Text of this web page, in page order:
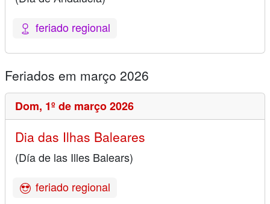
feriado regional
Feriados em março 2026
Dom, 1º de março 2026
Dia das Ilhas Baleares
(Día de las Illes Balears)
feriado regional